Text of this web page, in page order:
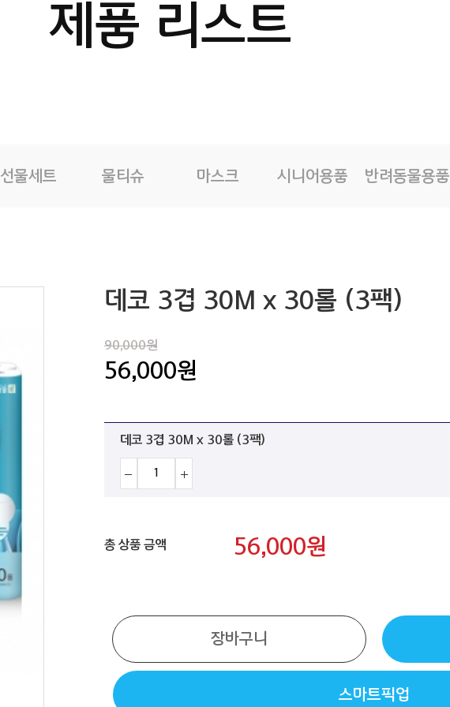
제품 리스트
선물세트 물티슈 마스크 시니어용품 반려동물용품
데코 3겹 30M x 30롤 (3팩)
90,000원
56,000원
데코 3겹 30M x 30롤 (3팩)
총 상품 금액 56,000원
장바구니
스마트픽업